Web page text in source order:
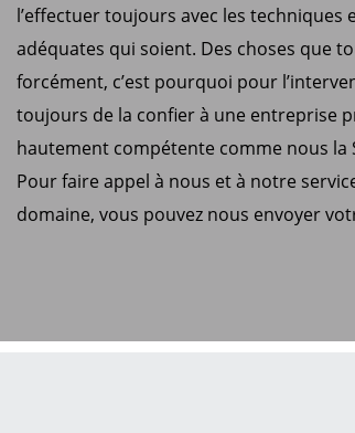
l’effectuer toujours avec les techniques
adéquates qui soient. Des choses que
forcément, c’est pourquoi pour
toujours de la confier à une entreprise
hautement compétente comme nous la
Pour faire appel à nous et à notre
domaine, vous pouvez nous envoyer